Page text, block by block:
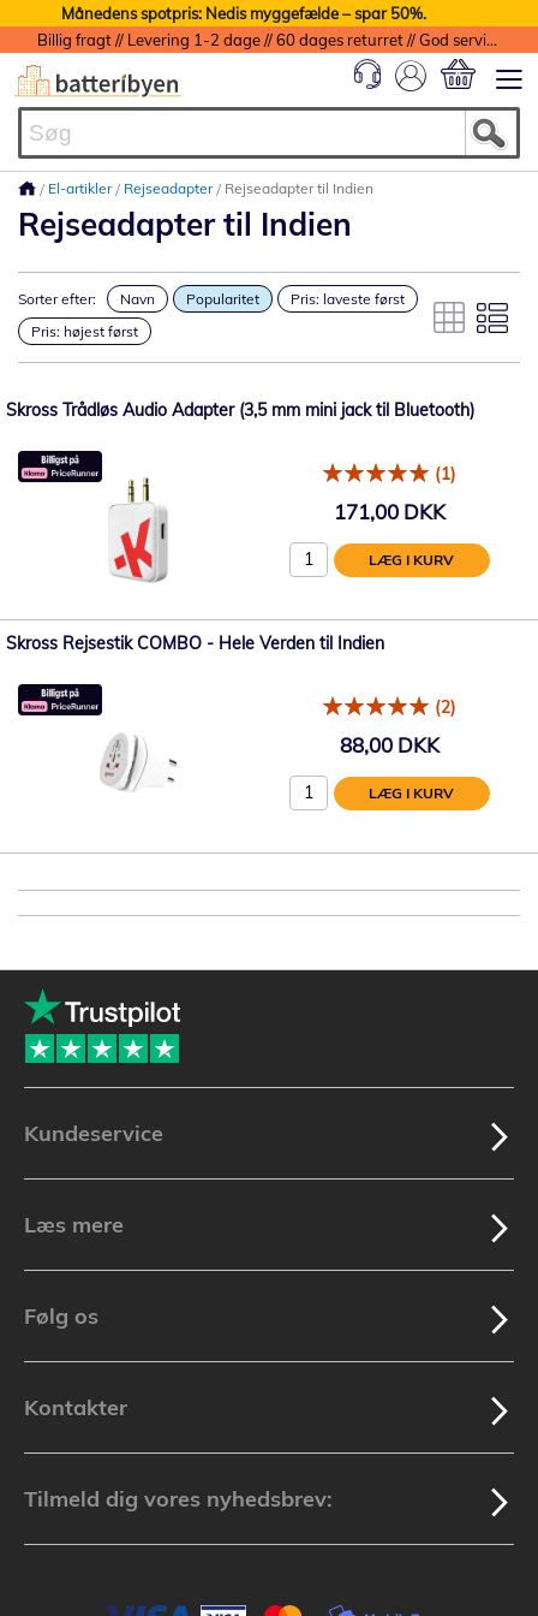
Månedens spotpris: Nedis myggefælde – spar 50%.
Billig fragt // Levering 1-2 dage // 60 dages returret // God service med garanti
El-artikler Rejseadapter Rejseadapter til Indien
Rejseadapter til Indien
Sorter efter: Navn Popularitet
Pris: laveste først
Pris: højest først
Skross Trådløs Audio Adapter (3,5 mm mini jack til Bluetooth)
(1)
171,00 DKK
LÆG I KURV
Skross Rejsestik COMBO - Hele Verden til Indien
(2)
88,00 DKK
LÆG I KURV
Kundeservice
Læs mere
Følg os
Kontakter
Tilmeld dig vores nyhedsbrev: